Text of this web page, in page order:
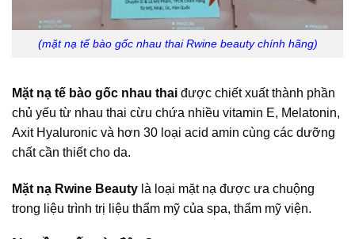
(mặt nạ tế bào gốc nhau thai Rwine beauty chính hãng)
Mặt nạ tế bào gốc nhau thai được chiết xuất thành phần
chủ yếu từ nhau thai cừu chứa nhiều vitamin E, Melatonin,
Axit Hyaluronic và hơn 30 loại acid amin cùng các dưỡng
chất cần thiết cho da.
Mặt nạ Rwine Beauty là loại mặt nạ được ưa chuộng
trong liệu trình trị liệu thẩm mỹ của spa, thẩm mỹ viện.